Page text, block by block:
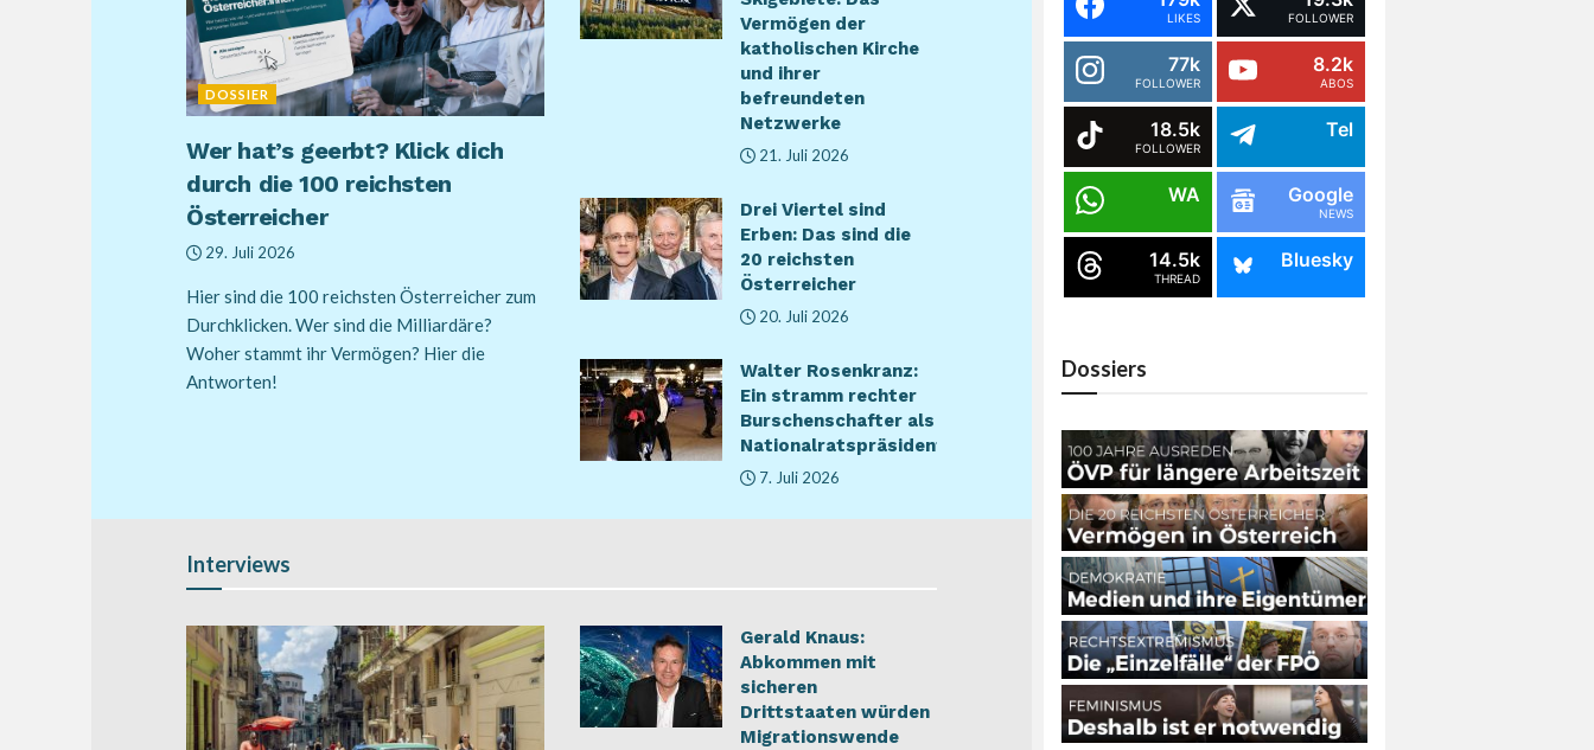
DOSSIER
Wer hat’s geerbt? Klick dich
durch die 100 reichsten
Österreicher
29. Juli 2026
Hier sind die 100 reichsten Österreicher zum
Durchklicken. Wer sind die Milliardäre?
Woher stammt ihr Vermögen? Hier die
Antworten!
Vermögen der
katholischen Kirche
und ihrer
befreundeten
Netzwerke
21. Juli 2026
Drei Viertel sind
Erben: Das sind die
20 reichsten
Österreicher
20. Juli 2026
Walter Rosenkranz:
Ein stramm rechter
Burschenschafter als
Nationalratspräsident
7. Juli 2026
Interviews
Gerald Knaus:
Abkommen mit
sicheren
Drittstaaten würden
Migrationswende
LIKES FOLLOWER
77k
FOLLOWER
8.2k
ABOS
18.5k
FOLLOWER
Tel
WA Google
NEWS
14.5k
THREAD
Bluesky
Dossiers